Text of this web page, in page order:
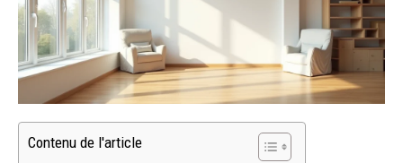
Contenu de l'article